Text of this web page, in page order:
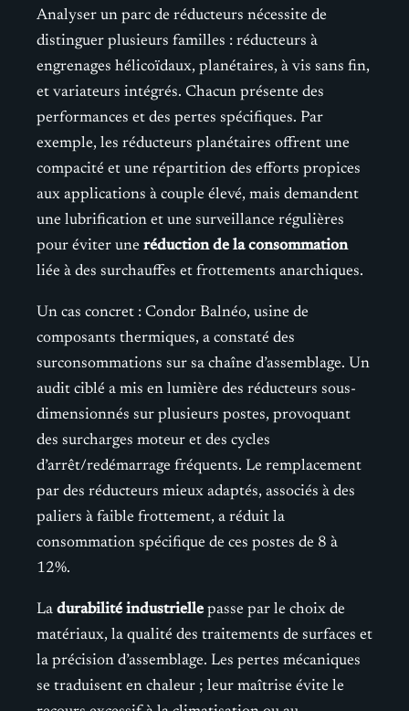
Analyser un parc de réducteurs nécessite de
distinguer plusieurs familles : réducteurs à
engrenages hélicoïdaux, planétaires, à vis sans fin,
et variateurs intégrés. Chacun présente des
performances et des pertes spécifiques. Par
exemple, les réducteurs planétaires offrent une
compacité et une répartition des efforts propices
aux applications à couple élevé, mais demandent
une lubrification et une surveillance régulières
pour éviter une réduction de la consommation
liée à des surchauffes et frottements anarchiques.
Un cas concret : Condor Balnéo, usine de
composants thermiques, a constaté des
surconsommations sur sa chaîne d’assemblage. Un
audit ciblé a mis en lumière des réducteurs sous-
dimensionnés sur plusieurs postes, provoquant
des surcharges moteur et des cycles
d’arrêt/redémarrage fréquents. Le remplacement
par des réducteurs mieux adaptés, associés à des
paliers à faible frottement, a réduit la
consommation spécifique de ces postes de 8 à
12%.
La durabilité industrielle passe par le choix de
matériaux, la qualité des traitements de surfaces et
la précision d’assemblage. Les pertes mécaniques
se traduisent en chaleur ; leur maîtrise évite le